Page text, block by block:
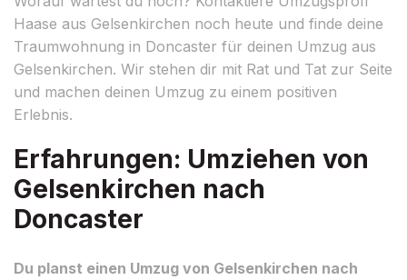
Haase aus Gelsenkirchen noch heute und finde deine
Traumwohnung in Doncaster für deinen Umzug aus
Gelsenkirchen. Wir stehen dir mit Rat und Tat zur Seite
und machen deinen Umzug zu einem positiven
Erlebnis.
Erfahrungen: Umziehen von
Gelsenkirchen nach
Doncaster
Du planst einen Umzug von Gelsenkirchen nach